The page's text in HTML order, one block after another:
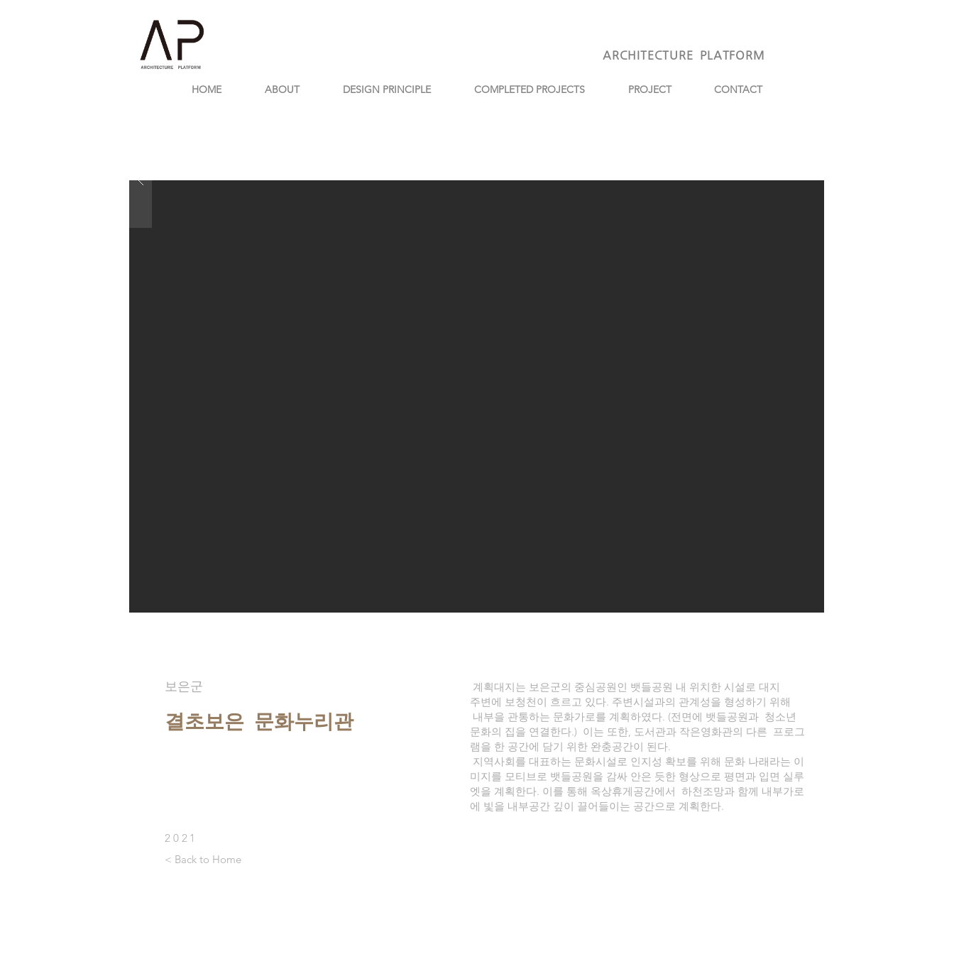
ARCHITECTURE PLATFORM
HOME ABOUT DESIGN PRINCIPLE COMPLETED PROJECTS PROJECT CONTACT
​보은군
​결초보은 문화누리관
계획대지는 보은군의 중심공원인 뱃들공원 내 위치한 시설로 대지
주변에 보청천이 흐르고 있다. 주변시설과의 관계성을 형성하기 위해
내부을 관통하는 문화가로를 계획하였다. (전면에 뱃들공원과 청소년
문화의 집을 연결한다.) 이는 또한, 도서관과 작은영화관의 다른 프로그
램을 한 공간에 담기 위한 완충공간이 된다.
지역사회를 대표하는 문화시설로 인지성 확보를 위해 문화 나래라는 이
미지를 모티브로 뱃들공원을 감싸 안은 듯한 형상으로 평면과 입면 실루
엣을 계획한다. 이를 통해 옥상휴게공간에서 하천조망과 함께 내부가로
에 빛을 내부공간 깊이 끌어들이는 공간으로 계획한다.
2021
< Back to Home